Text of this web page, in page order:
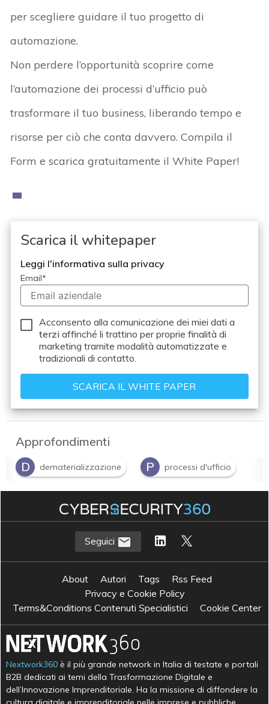
per scegliere guidare il tuo progetto di
automazione.
Non perdere l’opportunità scoprire come
l’automazione dei processi d’ufficio può
trasformare il tuo business, liberando tempo e
risorse per ciò che conta davvero. Compila il
Form e scarica gratuitamente il White Paper!
Scarica il whitepaper
Leggi l'informativa sulla privacy
Email*
Acconsento alla comunicazione dei miei dati a
terzi affinché li trattino per proprie finalità di
marketing tramite modalità automatizzate e
tradizionali di contatto.
Approfondimenti
D
dematerializzazione P processi d'ufficio
Seguici
About Autori Tags
Rss Feed
Privacy e Cookie Policy
Terms&Conditions Contenuti Specialistici
Cookie Center
Nextwork360 è il più grande network in Italia di testate e portali
B2B dedicati ai temi della Trasformazione Digitale e
dell’Innovazione Imprenditoriale. Ha la missione di diffondere la